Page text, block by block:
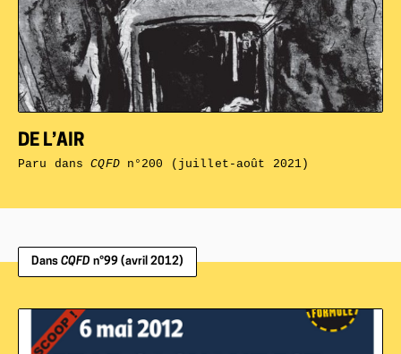
DE L’AIR
Paru dansCQFDn°200 (juillet-août 2021)
Dans CQFD n°99 (avril 2012)